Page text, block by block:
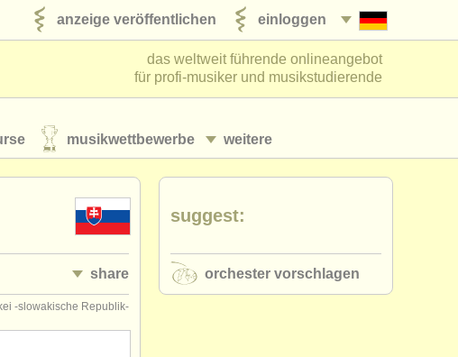
einloggen
anzeige veröffentlichen
das weltweit führende onlineangebot
für profi-musiker und musikstudierende
weitere
musikwettbewerbe
share
-slowakische Republik-
suggest:
orchester vorschlagen